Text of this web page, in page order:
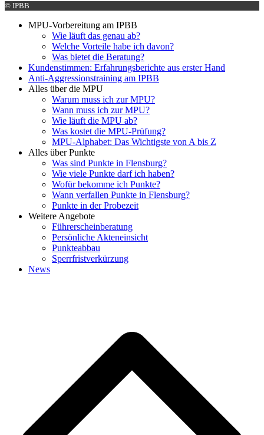
© IPBB
MPU-Vorbereitung am IPBB
Wie läuft das genau ab?
Welche Vorteile habe ich davon?
Was bietet die Beratung?
Kundenstimmen: Erfahrungsberichte aus erster Hand
Anti-Aggressionstraining am IPBB
Alles über die MPU
Warum muss ich zur MPU?
Wann muss ich zur MPU?
Wie läuft die MPU ab?
Was kostet die MPU-Prüfung?
MPU-Alphabet: Das Wichtigste von A bis Z
Alles über Punkte
Was sind Punkte in Flensburg?
Wie viele Punkte darf ich haben?
Wofür bekomme ich Punkte?
Wann verfallen Punkte in Flensburg?
Punkte in der Probezeit
Weitere Angebote
Führerscheinberatung
Persönliche Akteneinsicht
Punkteabbau
Sperrfristverkürzung
News